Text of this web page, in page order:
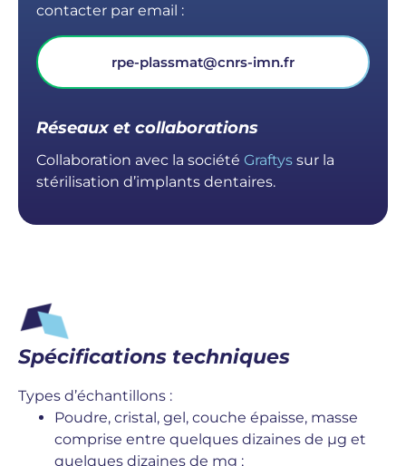
contacter par email :
rpe-plassmat@cnrs-imn.fr
Réseaux et collaborations
Collaboration avec la société Graftys sur la
stérilisation d’implants dentaires.
Spécifications techniques
Types d’échantillons :
Poudre, cristal, gel, couche épaisse, masse
comprise entre quelques dizaines de µg et
quelques dizaines de mg ;